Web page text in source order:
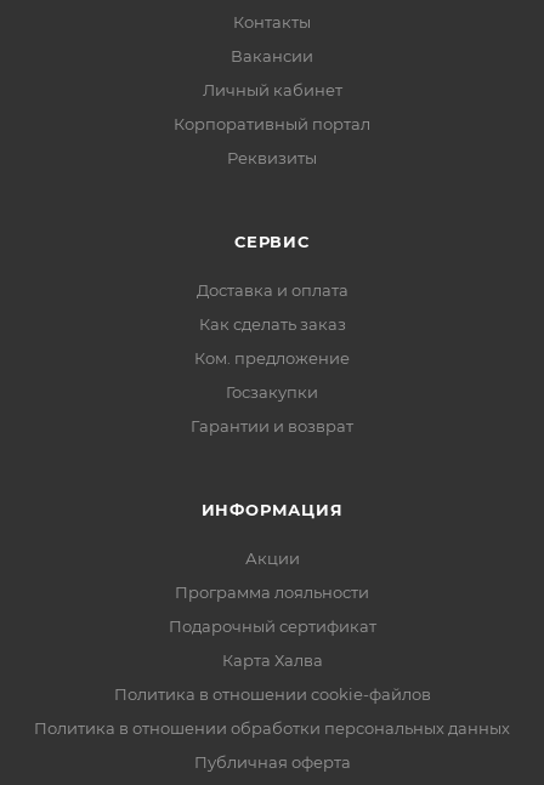
Контакты
Вакансии
Личный кабинет
Корпоративный портал
Реквизиты
СЕРВИС
Доставка и оплата
Как сделать заказ
Ком. предложение
Госзакупки
Гарантии и возврат
ИНФОРМАЦИЯ
Акции
Программа лояльности
Подарочный сертификат
Карта Халва
Политика в отношении cookie-файлов
Политика в отношении обработки персональных данных
Публичная оферта